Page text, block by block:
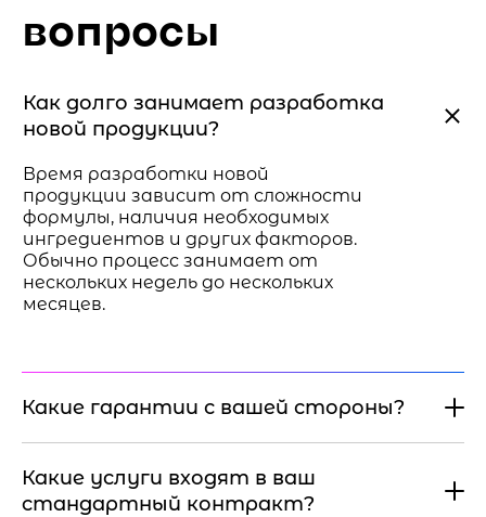
вопросы
Как долго занимает разработка
новой продукции?
Время разработки новой
продукции зависит от сложности
формулы, наличия необходимых
ингредиентов и других факторов.
Обычно процесс занимает от
нескольких недель до нескольких
месяцев.
Какие гарантии с вашей стороны?
Какие услуги входят в ваш
стандартный контракт?